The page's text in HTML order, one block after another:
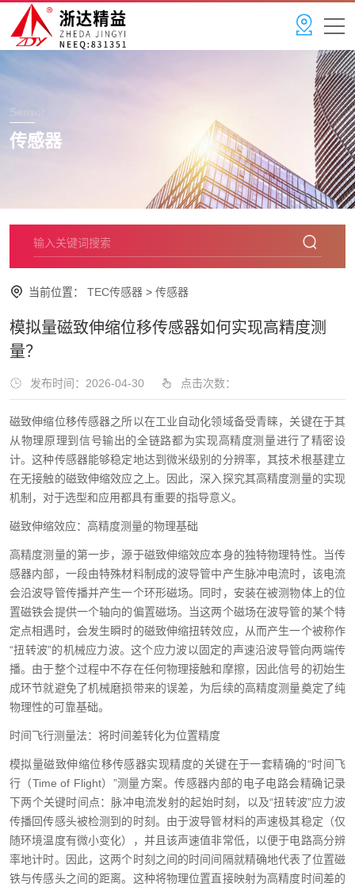
Sensor
传感器
当前位置： TEC传感器 > 传感器
模拟量磁致伸缩位移传感器如何实现高精度测
量？
发布时间：2026-04-30 点击次数：
磁致伸缩位移传感器之所以在工业自动化领域备受青睐，关键在于其
从物理原理到信号输出的全链路都为实现高精度测量进行了精密设
计。这种传感器能够稳定地达到微米级别的分辨率，其技术根基建立
在无接触的磁致伸缩效应之上。因此，深入探究其高精度测量的实现
机制，对于选型和应用都具有重要的指导意义。
磁致伸缩效应：高精度测量的物理基础
高精度测量的第一步，源于磁致伸缩效应本身的独特物理特性。当传
感器内部，一段由特殊材料制成的波导管中产生脉冲电流时，该电流
会沿波导管传播并产生一个环形磁场。同时，安装在被测物体上的位
置磁铁会提供一个轴向的偏置磁场。当这两个磁场在波导管的某个特
定点相遇时，会发生瞬时的磁致伸缩扭转效应，从而产生一个被称作
“扭转波”的机械应力波。这个应力波以固定的声速沿波导管向两端传
播。由于整个过程中不存在任何物理接触和摩擦，因此信号的初始生
成环节就避免了机械磨损带来的误差，为后续的高精度测量奠定了纯
物理性的可靠基础。
时间飞行测量法：将时间差转化为位置精度
模拟量磁致伸缩位移传感器实现精度的关键在于一套精确的“时间飞
行（Time of Flight）”测量方案。传感器内部的电子电路会精确记录
下两个关键时间点：脉冲电流发射的起始时刻，以及“扭转波”应力波
传播回传感头被检测到的时刻。由于波导管材料的声速极其稳定（仅
随环境温度有微小变化），并且该声速值非常低，以便于电路高分辨
率地计时。因此，这两个时刻之间的时间间隔就精确地代表了位置磁
铁与传感头之间的距离。这种将物理位置直接映射为高精度时间差的